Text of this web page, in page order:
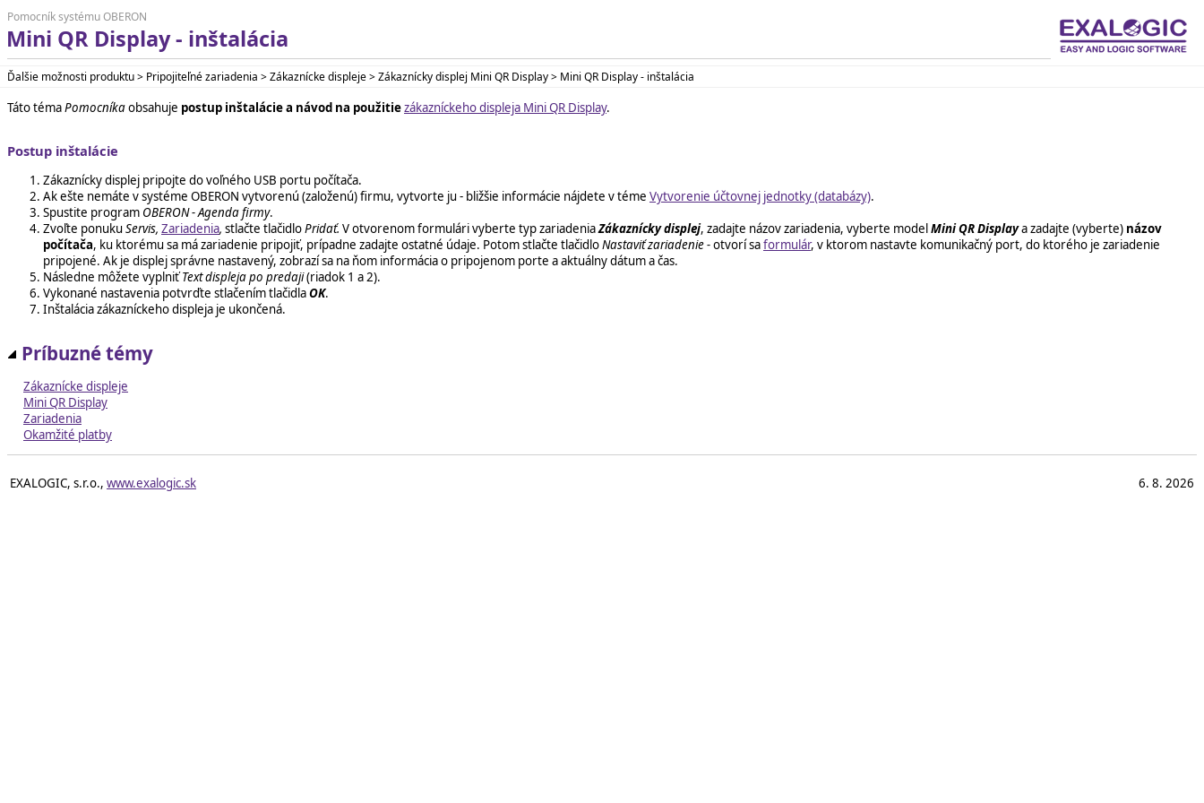
Pomocník systému OBERON
Mini QR Display - inštalácia
Ďalšie možnosti produktu > Pripojiteľné zariadenia > Zákaznícke displeje > Zákaznícky displej Mini QR Display > Mini QR Display - inštalácia
Táto témaPomocníkaobsahuje postup inštalácie a návod na použitiezákazníckeho displeja Mini QR Display.
Postup inštalácie
Zákaznícky displej pripojte do voľného USB portu počítača.
Ak ešte nemáte v systéme OBERON vytvorenú (založenú) firmu, vytvorte ju - bližšie informácie nájdete v téme Vytvorenie účtovnej jednotky (databázy).
Spustite program OBERON - Agenda firmy.
Zvoľte ponukuServis, Zariadenia, stlačte tlačidloPridať. V otvorenom formulári vyberte typ zariadeniaZákaznícky displej, zadajte názov zariadenia, vyberte modelMini QR Displaya zadajte (vyberte) názov
počítača, ku ktorému sa má zariadenie pripojiť, prípadne zadajte ostatné údaje. Potom stlačte tlačidloNastaviť zariadenie -otvorí saformulár, v ktorom nastavte komunikačný port, do ktorého je zariadenie
pripojené. Ak je displej správne nastavený, zobrazí sa na ňom informácia o pripojenom porte a aktuálny dátum a čas.
Následne môžete vyplniťText displeja po predaji(riadok 1 a 2).
Vykonané nastavenia potvrďte stlačením tlačidlaOK.
Inštalácia zákazníckeho displeja je ukončená.
Príbuzné témy
Zákaznícke displeje
Mini QR Display
Zariadenia
Okamžité platby
EXALOGIC, s.r.o., www.exalogic.sk 6. 8. 2026